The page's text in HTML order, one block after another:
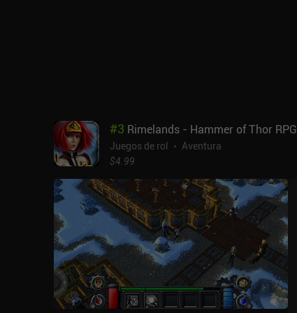
#3 Rimelands - Hammer of Thor RPG
Juegos de rol
Aventura
$4.99